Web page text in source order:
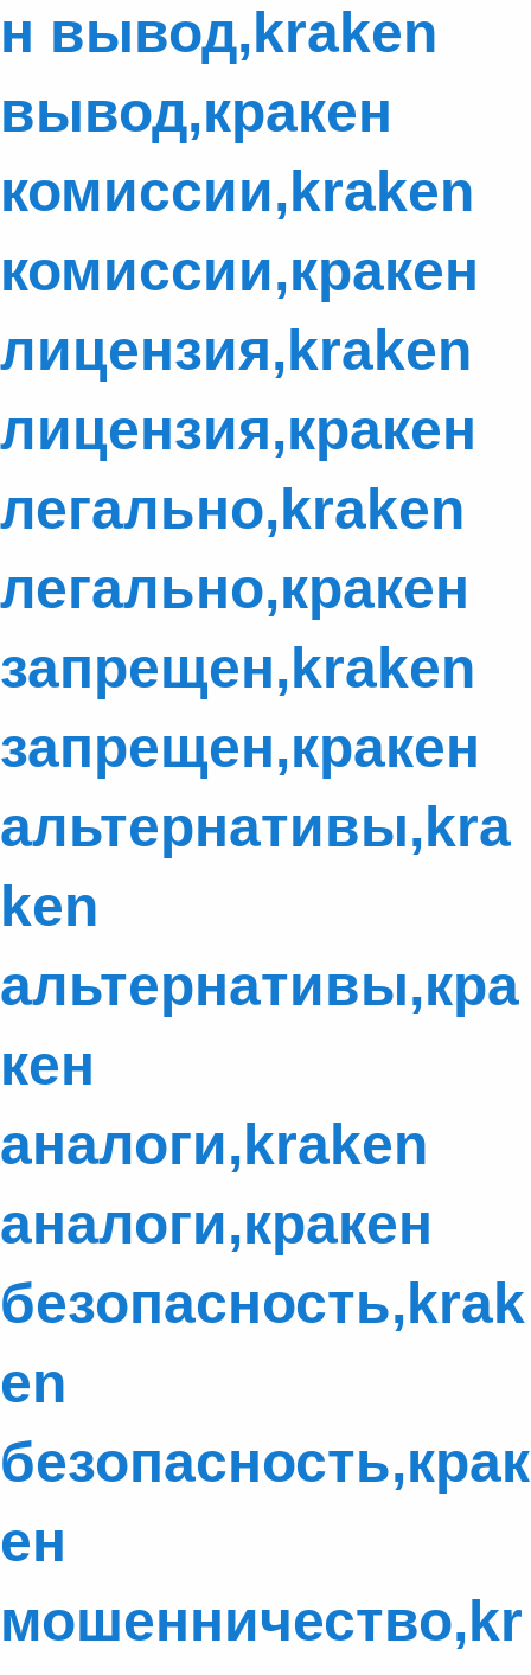
н вывод,kraken
вывод,кракен
комиссии,kraken
комиссии,кракен
лицензия,kraken
лицензия,кракен
легально,kraken
легально,кракен
запрещен,kraken
запрещен,кракен
альтернативы,kra
ken
альтернативы,кра
кен
аналоги,kraken
аналоги,кракен
безопасность,krak
en
безопасность,крак
ен
мошенничество,kr